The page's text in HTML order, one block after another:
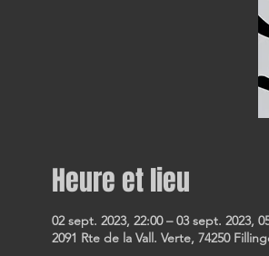
Heure et lieu
02 sept. 2023, 22:00 – 03 sept. 2023,
2091 Rte de la Vall. Verte, 74250